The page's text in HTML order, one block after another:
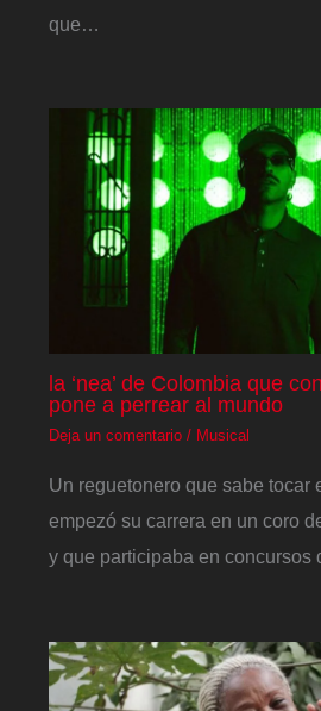
que…
la ‘nea’ de Colombia que
pone a perrear al mundo
Deja un comentario / Musical
Un reguetonero que sabe tocar
empezó su carrera en un coro
y que participaba en concursos